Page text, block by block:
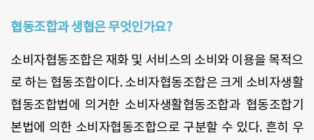
협동조합과 생협은 무엇인가요?
소비자협동조합은 재화 및 서비스의 소비와 이용을 목적으
로 하는 협동조합이다. 소비자협동조합은 크게 소비자생활
협동조합법에 의거한 소비자생활협동조합과 협동조합기
본법에 의한 소비자협동조합으로 구분할 수 있다. 흔히 우